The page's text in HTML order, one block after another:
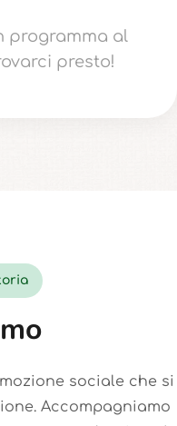
programma al
presto!
sociale che si
Accompagniamo